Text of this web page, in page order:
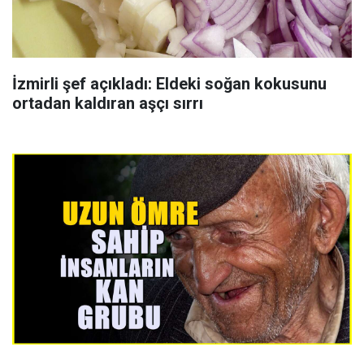
İzmirli şef açıkladı: Eldeki soğan kokusunu
ortadan kaldıran aşçı sırrı